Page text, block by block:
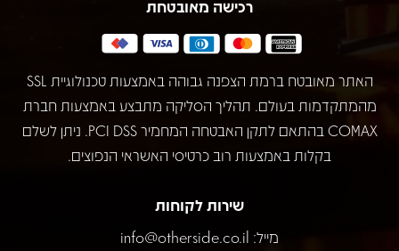
רכישה מאובטחת
האתר מאובטח ברמת הצפנה גבוהה באמצעות טכנולוגיית SSL
מהמתקדמות בעולם. תהליך הסליקה מתבצע באמצעות חברת
COMAX בהתאם לתקן האבטחה המחמיר PCI DSS. ניתן לשלם
בקלות באמצעות רוב כרטיסי האשראי הנפוצים.
שירות לקוחות
מייל: info@otherside.co.il